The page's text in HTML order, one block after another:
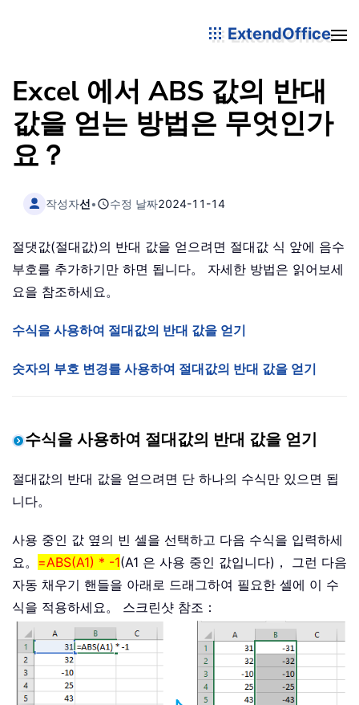
ExtendOffice
Excel 에서 ABS 값의 반대
값을 얻는 방법은 무엇인가
요？
작성자선• 수정 날짜2024-11-14
절댓값(절대값)의 반대 값을 얻으려면 절대값 식 앞에 음수
부호를 추가하기만 하면 됩니다。 자세한 방법은 읽어보세
요을 참조하세요。
수식을 사용하여 절대값의 반대 값을 얻기
숫자의 부호 변경를 사용하여 절대값의 반대 값을 얻기
수식을 사용하여 절대값의 반대 값을 얻기
절대값의 반대 값을 얻으려면 단 하나의 수식만 있으면 됩
니다。
사용 중인 값 옆의 빈 셀을 선택하고 다음 수식을 입력하세
요。 =ABS(A1) * -1(A1 은 사용 중인 값입니다)， 그런 다음
자동 채우기 핸들을 아래로 드래그하여 필요한 셀에 이 수
식을 적용하세요。 스크린샷 참조：